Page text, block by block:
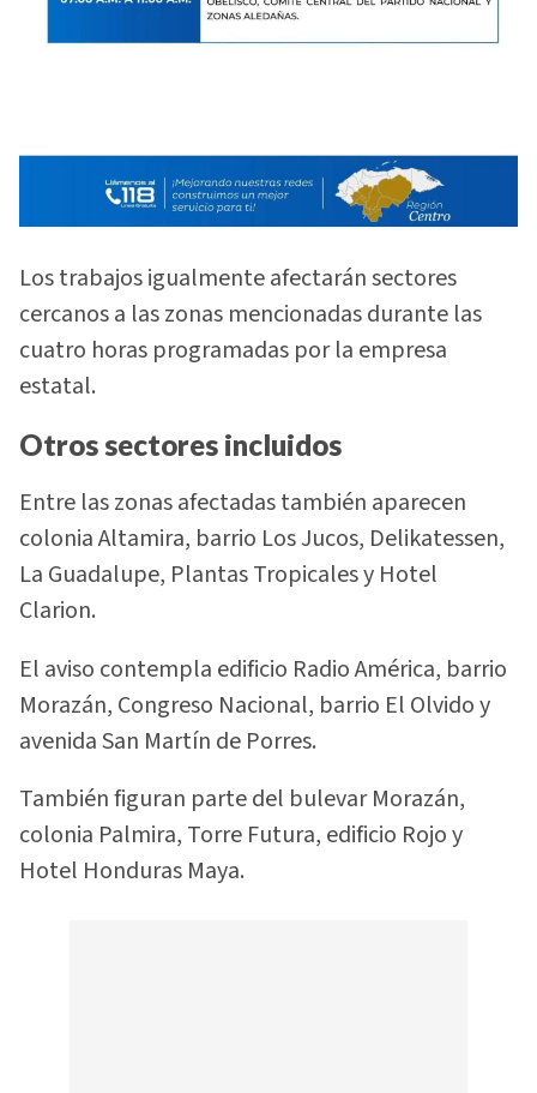
Los trabajos igualmente afectarán sectores
cercanos a las zonas mencionadas durante las
cuatro horas programadas por la empresa
estatal.
Otros sectores incluidos
Entre las zonas afectadas también aparecen
colonia Altamira, barrio Los Jucos, Delikatessen,
La Guadalupe, Plantas Tropicales y Hotel
Clarion.
El aviso contempla edificio Radio América, barrio
Morazán, Congreso Nacional, barrio El Olvido y
avenida San Martín de Porres.
También figuran parte del bulevar Morazán,
colonia Palmira, Torre Futura, edificio Rojo y
Hotel Honduras Maya.